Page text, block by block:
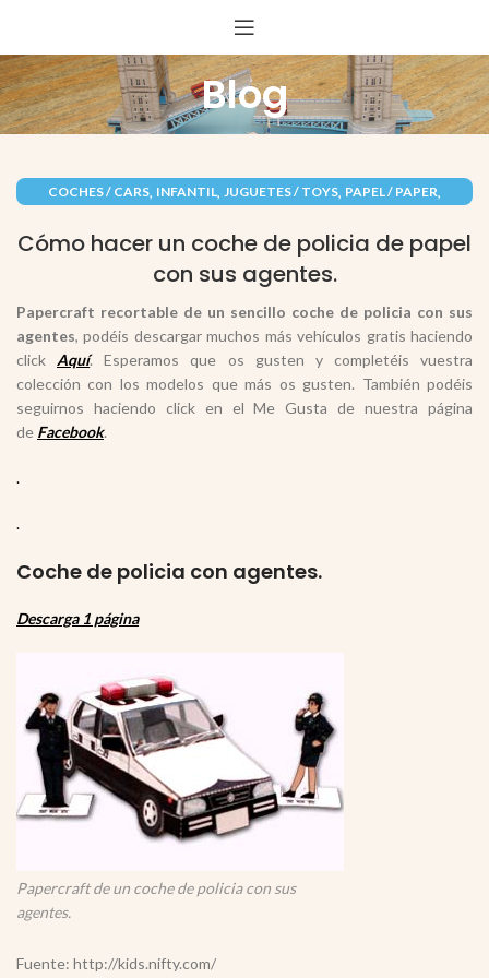
Blog
COCHES / CARS, INFANTIL, JUGUETES / TOYS, PAPEL / PAPER,
Cómo hacer un coche de policia de papel
con sus agentes.
Papercraft recortable de un sencillo coche de policia con sus
agentes, podéis descargar muchos más vehículos gratis haciendo
click Aquí. Esperamos que os gusten y completéis vuestra
colección con los modelos que más os gusten. También podéis
seguirnos haciendo click en el Me Gusta de nuestra página
de Facebook.
.
.
Coche de policia con agentes.
Descarga 1 página
Papercraft de un coche de policia con sus
agentes.
Fuente: http://kids.nifty.com/